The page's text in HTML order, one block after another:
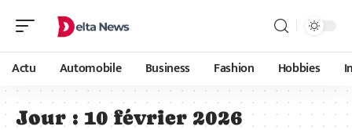
Actu Automobile Business Fashion Hobbies
Jour : 10 février 2026